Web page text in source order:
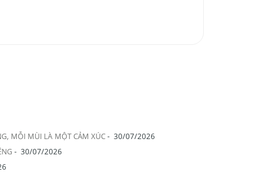
MỖI MÙI LÀ MỘT CẢM XÚC- 30/07/2026
- 30/07/2026